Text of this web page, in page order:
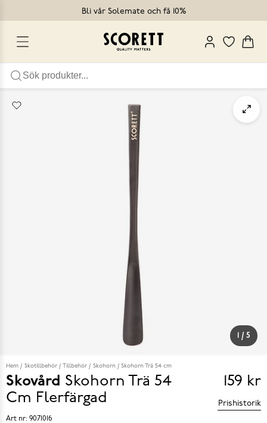
Bli vår Solemate och få 10%
/ 5
Hem Skotillbehör Tillbehör Skohorn Skohorn Trä 54 cm
Skovård Skohorn Trä 54
Cm Flerfärgad
Pris
159 kr
159 kr
Prishistorik
Art nr: 9071016